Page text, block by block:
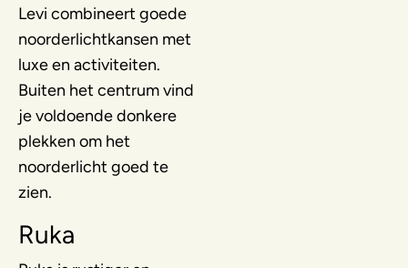
Levi combineert goede
noorderlichtkansen met
luxe en activiteiten.
Buiten het centrum vind
je voldoende donkere
plekken om het
noorderlicht goed te
zien.
Ruka